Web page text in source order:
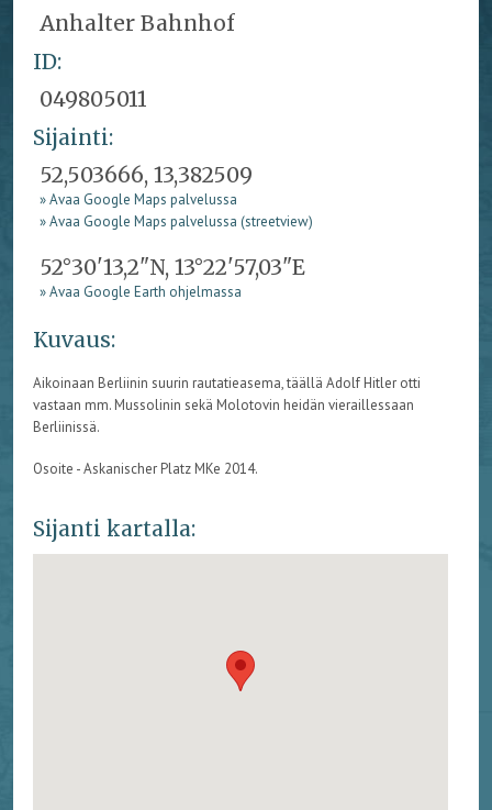
Anhalter Bahnhof
ID:
049805011
Sijainti:
52,503666, 13,382509
» Avaa Google Maps palvelussa
» Avaa Google Maps palvelussa (streetview)
52°30'13,2"N, 13°22'57,03"E
» Avaa Google Earth ohjelmassa
Kuvaus:
Aikoinaan Berliinin suurin rautatieasema, täällä Adolf Hitler otti
vastaan mm. Mussolinin sekä Molotovin heidän vieraillessaan
Berliinissä.
Osoite - Askanischer Platz MKe 2014.
Sijanti kartalla: